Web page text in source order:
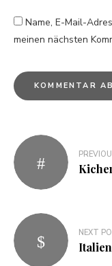
Name, E-Mail-
meinen nächsten
NEXT